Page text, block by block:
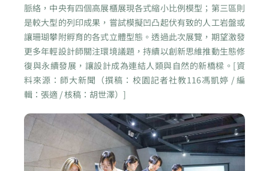
脈絡，中央有四個高展櫃展現各式縮小比例模型；第三區則
是較大型的列印成果，嘗試模擬凹凸起伏有致的人工岩盤或
讓珊瑚攀附孵育的各式立體型態。透過此次展覽，期望激發
更多年輕設計師關注環境議題，持續以創新思維推動生態修
復與永續發展，讓設計成為連結人類與自然的新橋樑。[資
料來源：師大新聞（撰稿：校園記者社教116馮凱婷 / 編
輯：張適 / 核稿：胡世澤）]